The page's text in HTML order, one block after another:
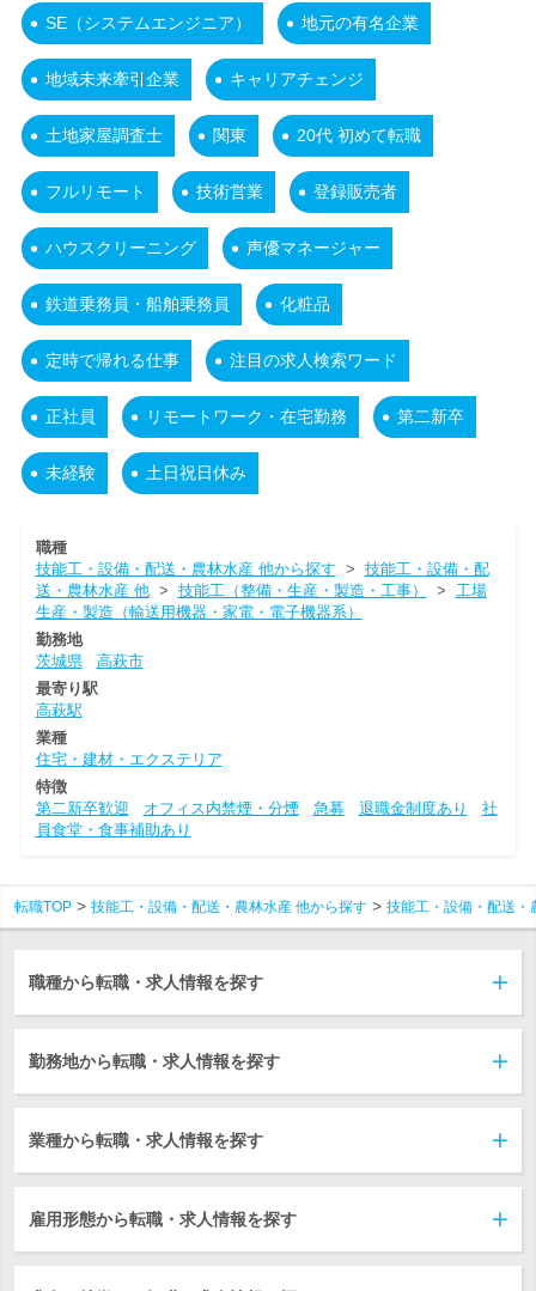
SE（システムエンジニア） 地元の有名企業
地域未来牽引企業 キャリアチェンジ
土地家屋調査士 関東 20代 初めて転職
フルリモート 技術営業 登録販売者
ハウスクリーニング 声優マネージャー
鉄道乗務員・船舶乗務員 化粧品
定時で帰れる仕事 注目の求人検索ワード
正社員 リモートワーク・在宅勤務 第二新卒
未経験 土日祝日休み
職種
技能工・設備・配送・農林水産 他から探す > 技能工・設備・配
送・農林水産 他> 技能工（整備・生産・製造・工事） > 工場
生産・製造（輸送用機器・家電・電子機器系）
勤務地
茨城県
高萩市
最寄り駅
高萩駅
業種
住宅・建材・エクステリア
特徴
第二新卒歓迎
オフィス内禁煙・分煙 急募 退職金制度あり
社
員食堂・食事補助あり
転職TOP 技能工・設備・配送・農林水産 他から探す 技能工・設備・配送・
職種から転職・求人情報を探す
勤務地から転職・求人情報を探す
業種から転職・求人情報を探す
雇用形態から転職・求人情報を探す